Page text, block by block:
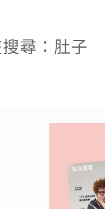
尋：肚子